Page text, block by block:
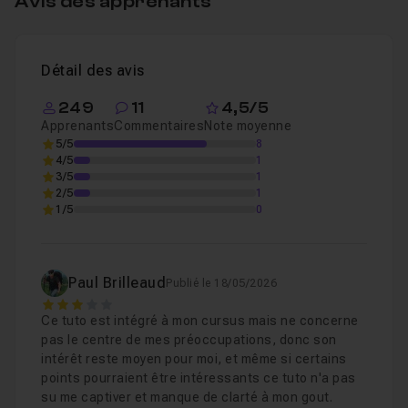
parcours du regard et l'art des zones d'attentions dans
le cadre.
Nous terminerons avec desvaleurs de contrastes
complémentaires:
Abstraction et figuratif,
Le meilleur de cette formation, c'est de pouvoir
retrouver l'intégralité dans des fiches PDF dédiées
afin de pouvoir vous rafraîchir la mémoire régulièrement
et rapidement, et vous donner ainsi toute la possibilité
de comprendre et de maîtriser ces principes.
Détail des avis
249
Apprenants
11
Commentaires
4,5/5
Note moyenne
5/5
8
4/5
1
3/5
1
2/5
1
1/5
0
Paul Brilleaud Publié le 18/05/2026
3
Ce tuto est intégré à mon cursus mais ne concerne
pas le centre de mes préoccupations, donc son
intérêt reste moyen pour moi, et même si certains
points pourraient être intéressants ce tuto n'a pas
su me captiver et manque de clarté à mon gout.